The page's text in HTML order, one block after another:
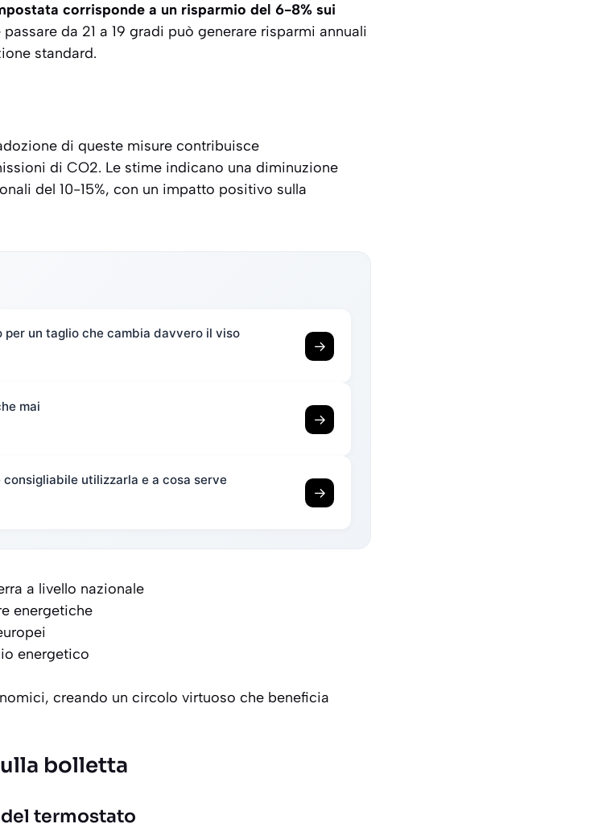
corrisponde a un risparmio del 6-8% sui
da 21 a 19 gradi può generare risparmi annuali
standard.
di queste misure contribuisce
di CO2. Le stime indicano una diminuzione
del 10-15%, con un impatto positivo sulla
per un taglio che cambia davvero il viso
→
mai
→
utilizzarla e a cosa serve
→
a livello nazionale
energetiche
energetico
creando un circolo virtuoso che beneficia
bolletta
termostato